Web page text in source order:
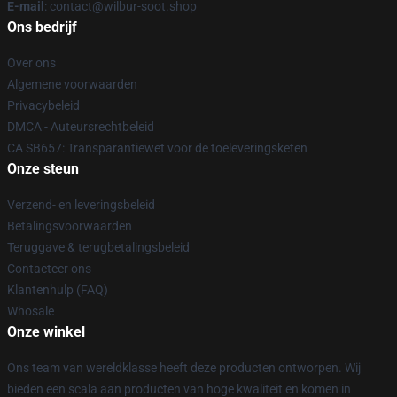
E-mail : contact@wilbur-soot.shop
Ons bedrijf
Over ons
Algemene voorwaarden
Privacybeleid
DMCA - Auteursrechtbeleid
CA SB657: Transparantiewet voor de toeleveringsketen
Onze steun
Verzend- en leveringsbeleid
Betalingsvoorwaarden
Teruggave & terugbetalingsbeleid
Contacteer ons
Klantenhulp (FAQ)
Whosale
Onze winkel
Ons team van wereldklasse heeft deze producten ontworpen. Wij
bieden een scala aan producten van hoge kwaliteit en komen in